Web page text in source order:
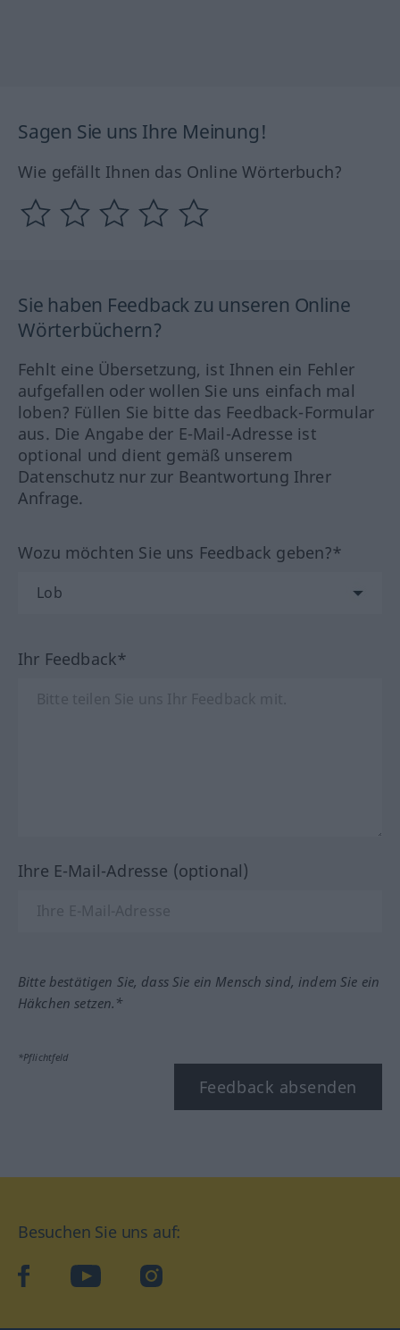
Sagen Sie uns Ihre Meinung!
Wie gefällt Ihnen das Online Wörterbuch?
Sie haben Feedback zu unseren Online
Wörterbüchern?
Fehlt eine Übersetzung, ist Ihnen ein Fehler
aufgefallen oder wollen Sie uns einfach mal
loben? Füllen Sie bitte das Feedback-Formular
aus. Die Angabe der E-Mail-Adresse ist
optional und dient gemäß unserem
Datenschutz nur zur Beantwortung Ihrer
Anfrage.
Wozu möchten Sie uns Feedback geben?*
Ihr Feedback*
Ihre E-Mail-Adresse (optional)
Bitte bestätigen Sie, dass Sie ein Mensch sind, indem Sie ein
Häkchen setzen.*
*Pflichtfeld
Feedback absenden
Besuchen Sie uns auf:
facebookYouTube Instagram